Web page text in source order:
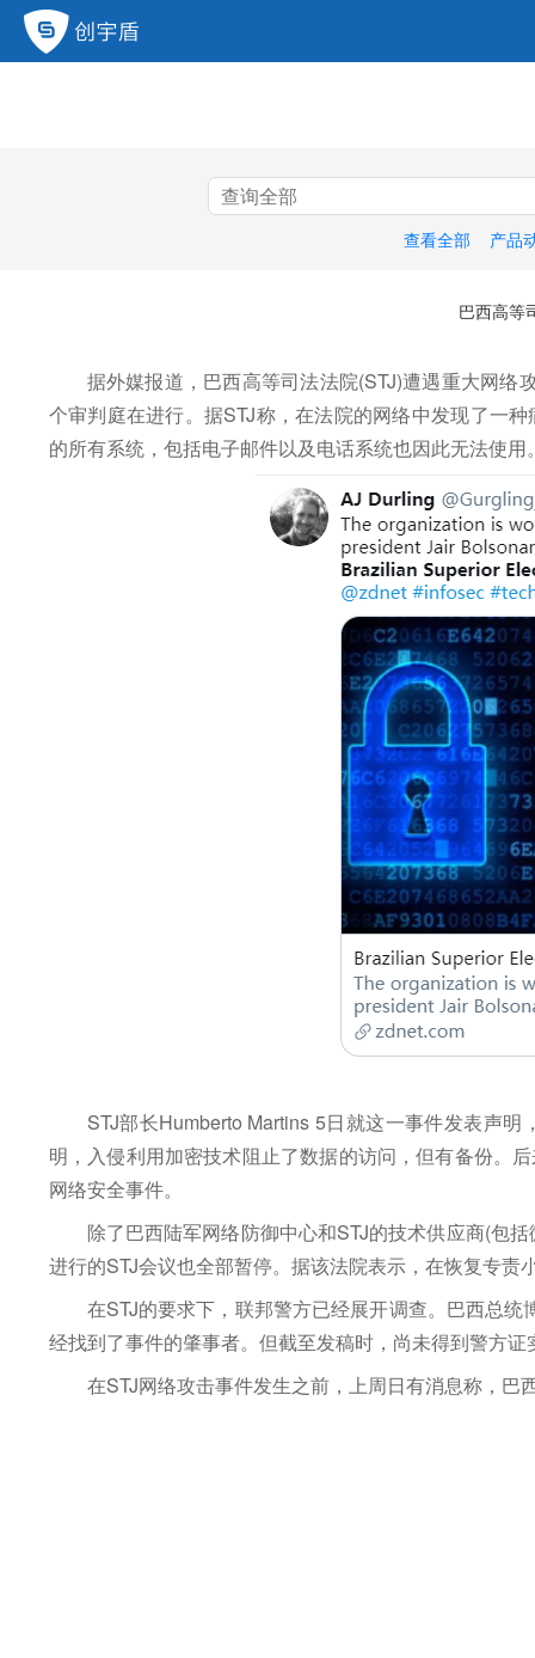
查看全部 产品
巴西高等
据外媒报道， 巴西高等司法法院(STJ)遭遇重大网络
个审判庭在进行。据STJ称，在法院的网络中发现了一
的所有系统，包括电子邮件以及电话系统也因此无法使用
STJ部长Humberto Martins 5日就这一事件发表声
明，入侵利用加密技术阻止了数据的访问，但有备份。
网络安全事件。
除了巴西陆军网络防御中心和STJ的技术供应商(包
进行的STJ会议也全部暂停。据该法院表示，在恢复专
在STJ的要求下，联邦警方已经展开调查。巴西总
经找到了事件的肇事者。但截至发稿时，尚未得到警方证
在STJ网络攻击事件发生之前，上周日有消息称，巴